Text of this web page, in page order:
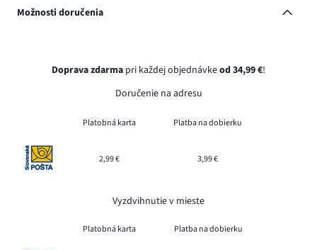
Možnosti doručenia
Doprava zdarma pri každej objednávkeod 34,99 €!
Doručenie na adresu
Platobná karta Platba na dobierku
2,99 € 3,99 €
Vyzdvihnutie v mieste
Platobná karta Platba na dobierku